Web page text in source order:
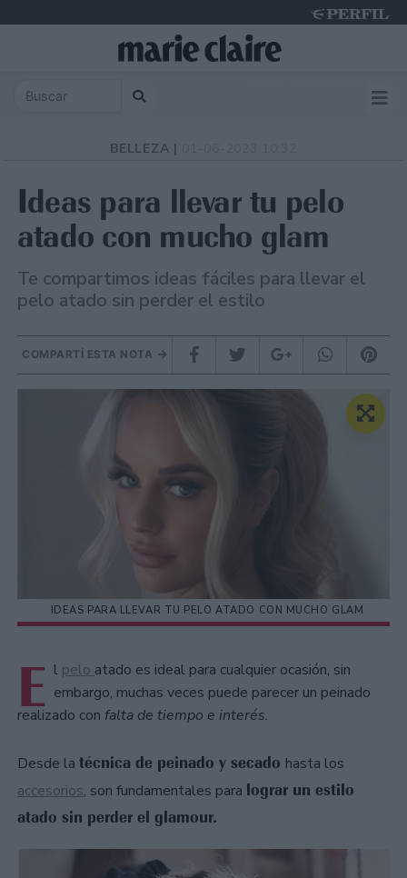
BELLEZA |
Ideas para llevar tu pelo
atado con mucho glam
Te compartimos ideas fáciles para llevar el
pelo atado sin perder el estilo
COMPARTÍ ESTA NOTA
IDEAS PARA LLEVAR TU PELO ATADO CON MUCHO GLAM
E l pelo atado es ideal para cualquier ocasión, sin
embargo, muchas veces puede parecer un peinado
realizado con falta de tiempo e interés.
Desde la técnica de peinado y secado hasta los
accesorios, son fundamentales para lograr un estilo
atado sin perder el glamour.